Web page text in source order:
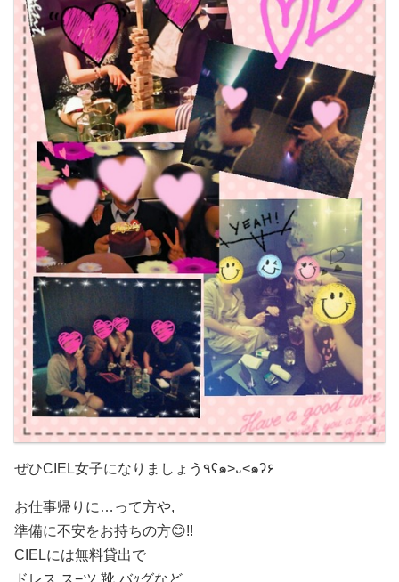
ぜひCIEL女子になりましょう٩ʕ๑>᎑<๑ʔ۶
お仕事帰りに…って方や,
準備に不安をお持ちの方😊!!
CIELには無料貸出で
ドレス.ス−ツ.靴.バｯグなど